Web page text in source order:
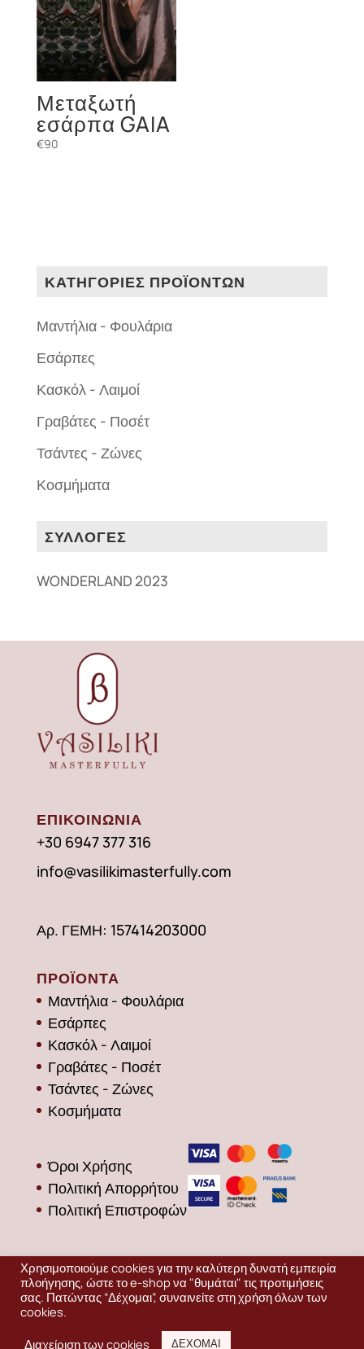
Μεταξωτή
εσάρπα GAIA
€90
ΚΑΤΗΓΟΡΙΕΣ ΠΡΟΪΟΝΤΩΝ
Μαντήλια - Φουλάρια
Εσάρπες
Κασκόλ - Λαιμοί
Γραβάτες - Ποσέτ
Τσάντες - Ζώνες
Κοσμήματα
ΣΥΛΛΟΓΕΣ
WONDERLAND 2023
ΕΠΙΚΟΙΝΩΝΙΑ
+30 6947 377 316
info@vasilikimasterfully.com
Αρ. ΓΕΜΗ: 157414203000
ΠΡΟΪΟΝΤΑ
Μαντήλια - Φουλάρια
Εσάρπες
Κασκόλ - Λαιμοί
Γραβάτες - Ποσέτ
Τσάντες - Ζώνες
Κοσμήματα
Όροι Χρήσης
Πολιτική Απορρήτου
Πολιτική Επιστροφών
ProductionEDINET
Χρησιμοποιούμε cookies για την καλύτερη δυνατή εμπειρία
πλοήγησης, ώστε το e-shop να "θυμάται" τις προτιμήσεις
σας. Πατώντας “Δέχομαι”, συναινείτε στη χρήση όλων των
cookies.
Διαχείριση των cookies
ΔΕΧΟΜΑΙ
ΔΩΡΕΑΝ ΜΕΤΑΦΟΡΙΚΑ